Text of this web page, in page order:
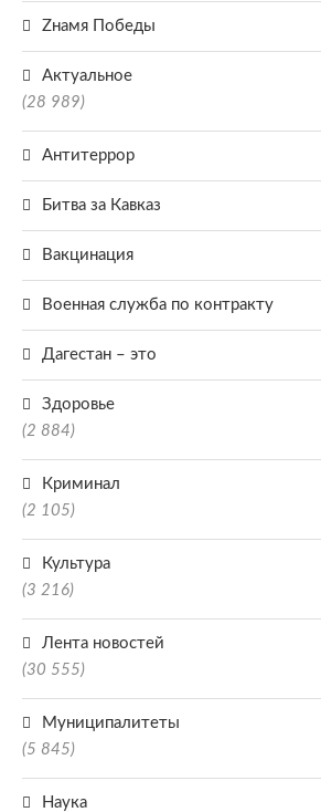
Zнамя Победы
Актуальное
(28 989)
Антитеррор
Битва за Кавказ
Вакцинация
Военная служба по контракту
Дагестан – это
Здоровье
(2 884)
Криминал
(2 105)
Культура
(3 216)
Лента новостей
(30 555)
Муниципалитеты
(5 845)
Наука